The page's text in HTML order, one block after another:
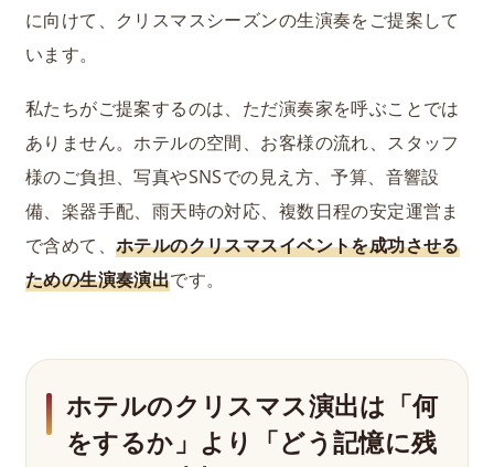
に向けて、クリスマスシーズンの生演奏をご提案して
います。
私たちがご提案するのは、ただ演奏家を呼ぶことでは
ありません。ホテルの空間、お客様の流れ、スタッフ
様のご負担、写真やSNSでの見え方、予算、音響設
備、楽器手配、雨天時の対応、複数日程の安定運営ま
で含めて、 ホテルのクリスマスイベントを成功させる
ための生演奏演出です。
ホテルのクリスマス演出は「何
をするか」より「どう記憶に残